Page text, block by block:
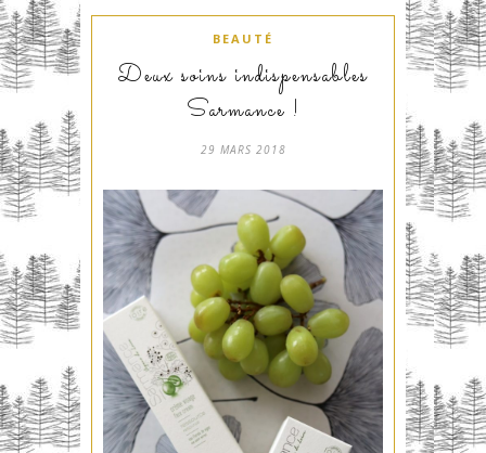
BEAUTÉ
Deux soins indispensables
Sarmance !
29 MARS 2018